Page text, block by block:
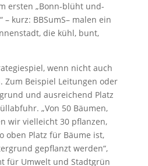
ersten „Bonn-blüht und-
kurz: BBSumS– malen ein
die kühl, bunt,
wenn nicht auch
Zum Beispiel Leitungen oder
und ausreichend Platz
„Von 50 Bäumen,
wir vielleicht 30 pflanzen,
oben Platz für Bäume ist,
gepflanzt werden“,
für Umwelt und Stadtgrün